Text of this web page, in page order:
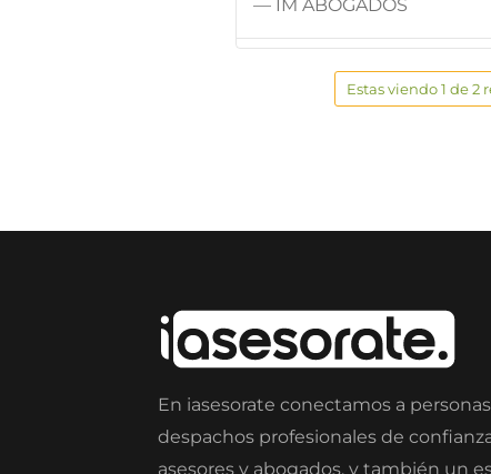
— IM ABOGADOS
Estas viendo 1 de 2
En iasesorate conectamos a
despachos profesionales de
asesores y abogados, y también un